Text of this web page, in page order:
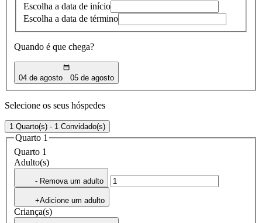
Escolha a data de início
Escolha a data de término
Quando é que chega?
04 de agosto 05 de agosto
Selecione os seus hóspedes
1 Quarto(s) - 1 Convidado(s)
Quarto 1
Quarto 1
Adulto(s)
- Remova um adulto
+Adicione um adulto
Criança(s)